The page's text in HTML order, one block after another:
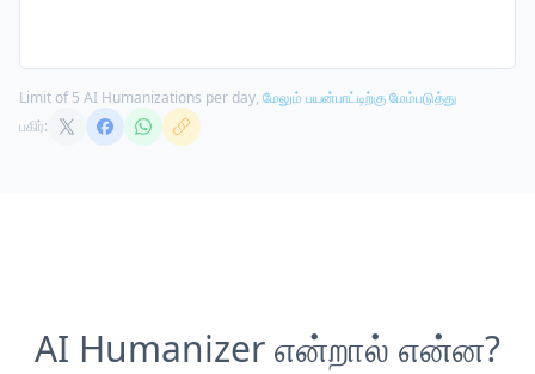
Limit of 5 AI Humanizations per day, மேலும் பயன்பாட்டிற்கு மேம்படுத்து
பகிர்:
AI Humanizer என்றால் என்ன?